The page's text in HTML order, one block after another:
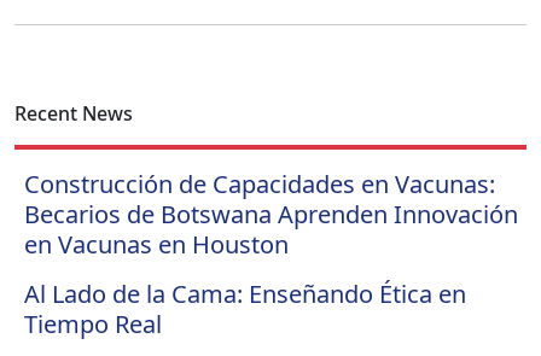
Recent News
Construcción de Capacidades en Vacunas:
Becarios de Botswana Aprenden Innovación
en Vacunas en Houston
Al Lado de la Cama: Enseñando Ética en
Tiempo Real